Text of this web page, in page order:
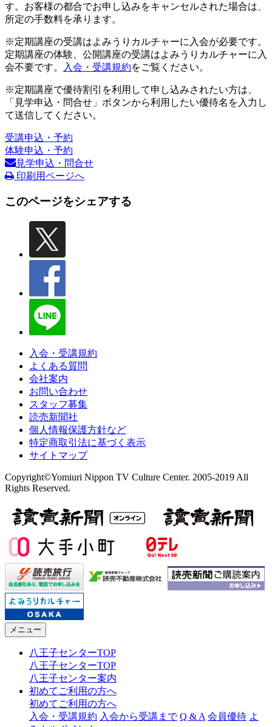
す。お客様の都合でお申し込みをキャンセルされた場合は、
所定の手数料を承ります。
※定期講座の受講はよみうりカルチャーに入会が必要です。
定期講座の体験、公開講座の受講はよみうりカルチャーに入
会不要です。
入会・受講規約をご覧ください。
※定期講座で優待割引を利用して申し込みされたい方は、
「見学申込・問合せ」ボタンから利用したい優待名を入力し
て送信してください。
受講申込・予約
体験申込・予約
見学申込・問合せ
印刷用ページへ
このページをシェアする
入会・受講規約
よくある質問
会社案内
お問い合わせ
スタッフ募集
読売新聞社
個人情報保護方針など
特定商取引法に基づく表示
サイトマップ
Copyright©Yomiuri Nippon TV Culture Center. 2005-2019 All
Rights Reserved.
メニュー
八王子センターTOP
八王子センターTOP
八王子センター案内
初めてご利用の方へ
初めてご利用の方へ
入会・受講規約 入会から受講まで Q & A 会員優待 よ